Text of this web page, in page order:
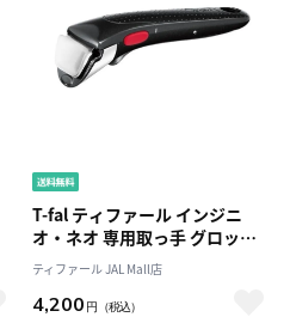
T-fal ティファール インジニ
オ・ネオ 専用取っ手 グロッシ
ー・ブラック L98634
ティファール JAL Mall店
4,200 円 （税込）